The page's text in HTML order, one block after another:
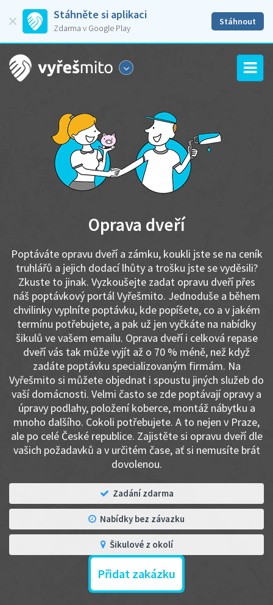
Stáhněte si aplikaci
Zdarma v Google Play
Stáhnout
Oprava dveří
Poptáváte opravu dveří a zámku, koukli jste se na ceník
truhlářů a jejich dodací lhůty a trošku jste se vyděsili?
Zkuste to jinak. Vyzkoušejte zadat opravu dveří přes
náš poptávkový portál Vyřešmito. Jednoduše a během
chvilinky vyplníte poptávku, kde popíšete, co a v jakém
termínu potřebujete, a pak už jen vyčkáte na nabídky
šikulů ve vašem emailu. Oprava dveří i celková repase
dveří vás tak může vyjít až o 70 % méně, než když
zadáte poptávku specializovaným firmám. Na
Vyřešmito si můžete objednat i spoustu jiných služeb do
vaší domácnosti. Velmi často se zde poptávají opravy a
úpravy podlahy, položení koberce, montáž nábytku a
mnoho dalšího. Cokoli potřebujete. A to nejen v Praze,
ale po celé České republice. Zajistěte si opravu dveří dle
vašich požadavků a v určitém čase, ať si nemusíte brát
dovolenou.
Zadání zdarma
Nabídky bez závazku
Šikulové z okolí
Přidat zakázku